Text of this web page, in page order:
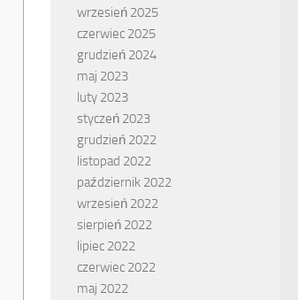
wrzesień 2025
czerwiec 2025
grudzień 2024
maj 2023
luty 2023
styczeń 2023
grudzień 2022
listopad 2022
październik 2022
wrzesień 2022
sierpień 2022
lipiec 2022
czerwiec 2022
maj 2022